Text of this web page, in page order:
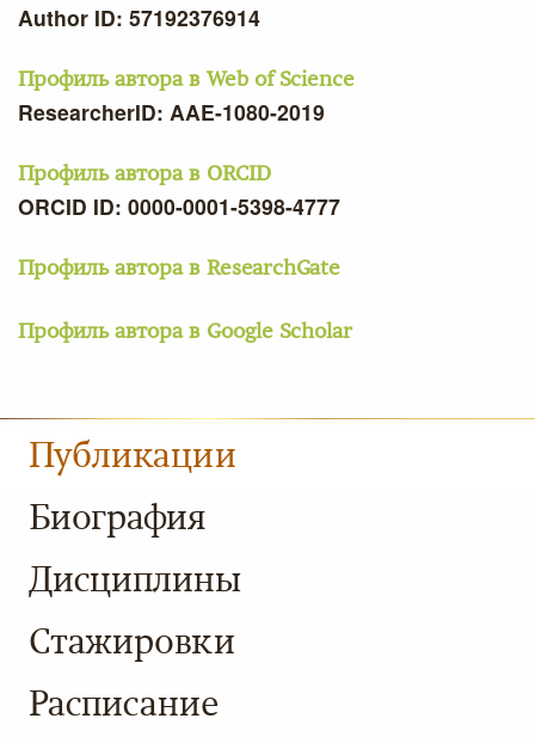
Author ID: 57192376914
Профиль автора в Web of Science
ResearcherID: AAE-1080-2019
Профиль автора в ORCID
ORCID ID: 0000-0001-5398-4777
Профиль автора в ResearchGate
Профиль автора в Google Scholar
Публикации
Биография
Дисциплины
Стажировки
Расписание